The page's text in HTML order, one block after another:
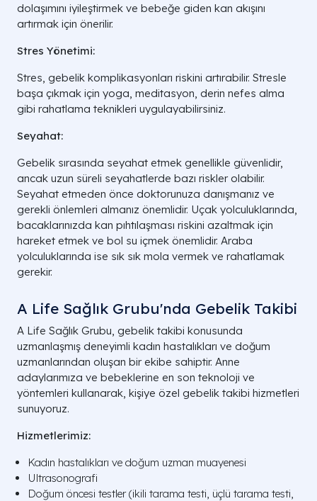
dolaşımını iyileştirmek ve bebeğe giden kan akışını
artırmak için önerilir.
Stres Yönetimi:
Stres, gebelik komplikasyonları riskini artırabilir. Stresle
başa çıkmak için yoga, meditasyon, derin nefes alma
gibi rahatlama teknikleri uygulayabilirsiniz.
Seyahat:
Gebelik sırasında seyahat etmek genellikle güvenlidir,
ancak uzun süreli seyahatlerde bazı riskler olabilir.
Seyahat etmeden önce doktorunuza danışmanız ve
gerekli önlemleri almanız önemlidir. Uçak yolculuklarında,
bacaklarınızda kan pıhtılaşması riskini azaltmak için
hareket etmek ve bol su içmek önemlidir. Araba
yolculuklarında ise sık sık mola vermek ve rahatlamak
gerekir.
A Life Sağlık Grubu'nda Gebelik Takibi
A Life Sağlık Grubu, gebelik takibi konusunda
uzmanlaşmış deneyimli kadın hastalıkları ve doğum
uzmanlarından oluşan bir ekibe sahiptir. Anne
adaylarımıza ve bebeklerine en son teknoloji ve
yöntemleri kullanarak, kişiye özel gebelik takibi hizmetleri
sunuyoruz.
Hizmetlerimiz:
Kadın hastalıkları ve doğum uzman muayenesi
Ultrasonografi
Doğum öncesi testler (ikili tarama testi, üçlü tarama testi,